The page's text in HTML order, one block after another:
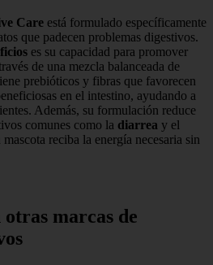
Care está formulado específicamente
que padecen problemas digestivos.
es su capacidad para promover
de una mezcla balanceada de
prebióticos y fibras que favorecen
en el intestino, ayudando a
Además, su formulación reduce
comunes como la diarrea y el
reciba la energía necesaria sin
marcas de